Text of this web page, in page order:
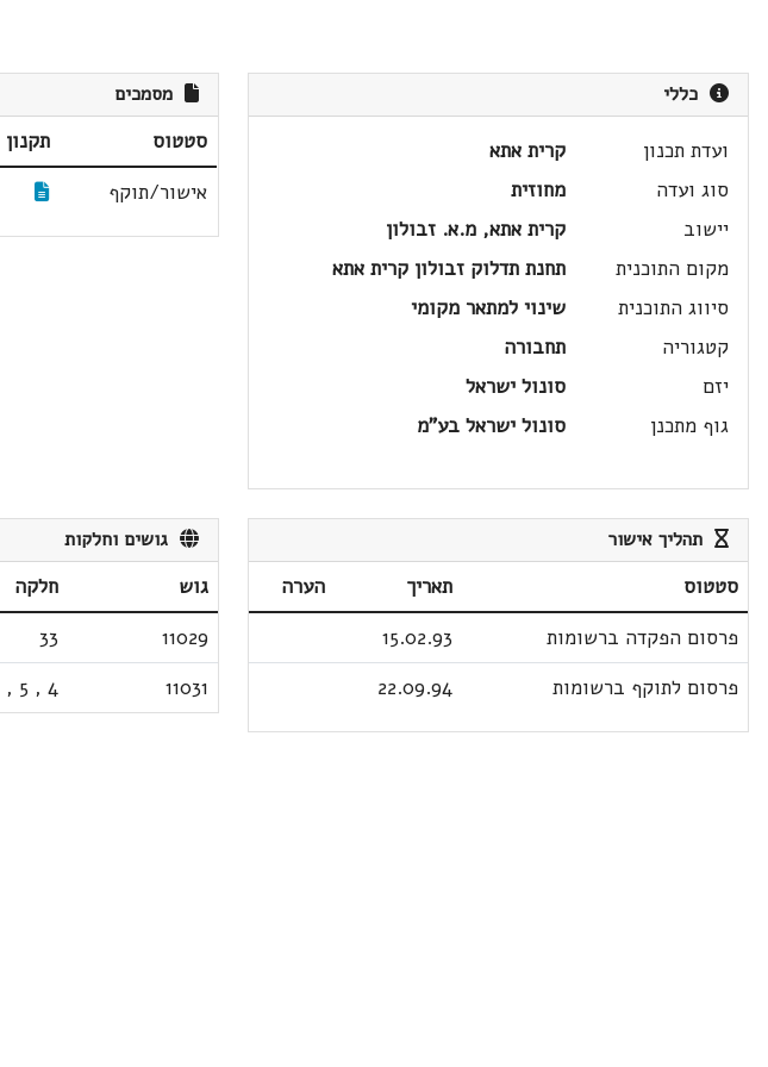
כללי
ועדת תכנון
קרית אתא
סוג ועדה
מחוזית
יישוב
קרית אתא, מ.א. זבולון
מקום התוכנית
תחנת תדלוק זבולון קרית אתא
סיווג התוכנית
שינוי למתאר מקומי
קטגוריה
תחבורה
יזם
סונול ישראל
גוף מתכנן
סונול ישראל בע"מ
מסמכים
סטטוס תקנון
אישור/תוקף
תהליך אישור
סטטוס תאריך
הערה
פרסום הפקדה ברשומות
15.02.93
פרסום לתוקף ברשומות
22.09.94
גושים וחלקות
גוש
חלקה
11029
33
11031
4
,
5
,